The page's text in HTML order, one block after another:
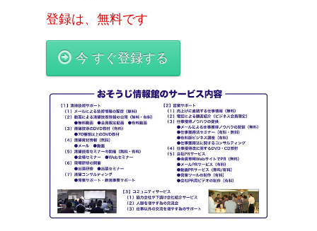
登録は、無料です
今 すぐ登録する